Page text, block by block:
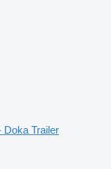
Doka Trailer